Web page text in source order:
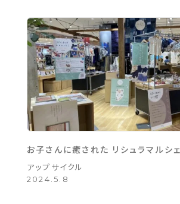
お子さんに癒された リシュラマルシェ
アップサイクル
2024.5.8